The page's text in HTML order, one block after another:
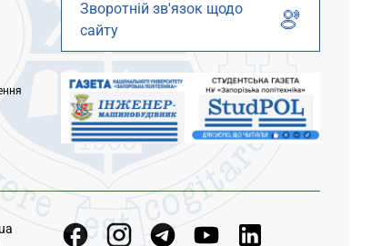
Зворотній зв'язок щодо
сайту